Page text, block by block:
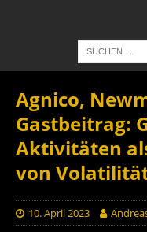
Agnico,
Gastbeitrag:
Aktivitäten
von
10. April 2023